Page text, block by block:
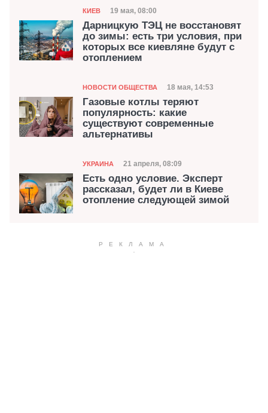
Категория
КИЕВ Дата публикации
19 мая, 08:00
Дарницкую ТЭЦ не восстановят
до зимы: есть три условия, при
которых все киевляне будут с
отоплением
Категория
НОВОСТИ ОБЩЕСТВА Дата публикации
18 мая, 14:53
Газовые котлы теряют
популярность: какие
существуют современные
альтернативы
Категория
УКРАИНА Дата публикации
21 апреля, 08:09
Есть одно условие. Эксперт
рассказал, будет ли в Киеве
отопление следующей зимой